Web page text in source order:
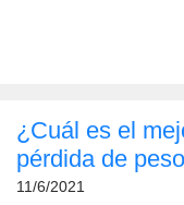
¿Cuál es el
pérdida de
11/6/2021